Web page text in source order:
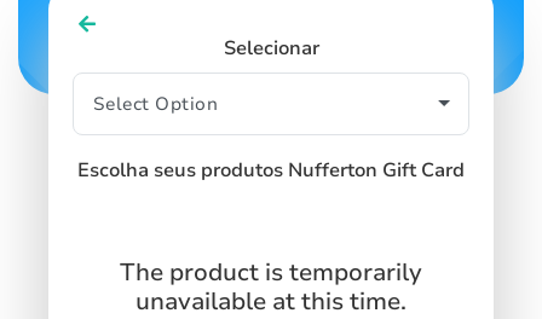
Selecionar
Escolha seus produtos Nufferton Gift Card
The product is temporarily
unavailable at this time.